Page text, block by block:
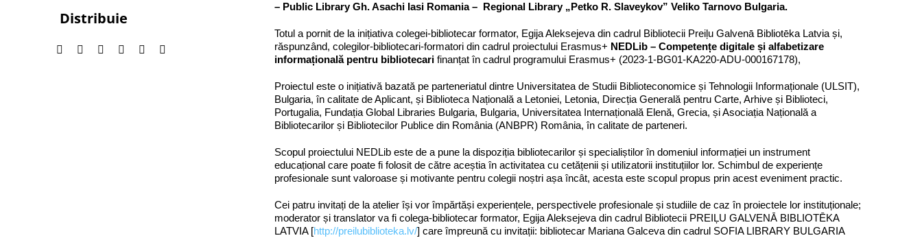
Distribuie
– Public Library Gh. Asachi Iasi Romania – Regional Library „Petko R. Slaveykov” Veliko Tarnovo Bulgaria.
Totul a pornit de la inițiativa colegei-bibliotecar formator, Egija Aleksejeva din cadrul Bibliotecii Preiļu Galvenā Bibliotēka Latvia și,
răspunzând, colegilor-bibliotecari-formatori din cadrul proiectului Erasmus+ NEDLib – Competențe digitale și alfabetizare
informațională pentru bibliotecarifinanțat în cadrul programului Erasmus+ (2023-1-BG01-KA220-ADU-000167178),
Proiectul este o inițiativă bazată pe parteneriatul dintre Universitatea de Studii Biblioteconomice și Tehnologii Informaționale (ULSIT),
Bulgaria, în calitate de Aplicant, și Biblioteca Națională a Letoniei, Letonia, Direcția Generală pentru Carte, Arhive și Biblioteci,
Portugalia, Fundația Global Libraries Bulgaria, Bulgaria, Universitatea Internațională Elenă, Grecia, și Asociația Națională a
Bibliotecarilor și Bibliotecilor Publice din România (ANBPR) România, în calitate de parteneri.
Scopul proiectului NEDLib este de a pune la dispoziția bibliotecarilor și specialiștilor în domeniul informației un instrument
educațional care poate fi folosit de către aceștia în activitatea cu cetățenii și utilizatorii instituțiilor lor. Schimbul de experiențe
profesionale sunt valoroase și motivante pentru colegii noștri așa încât, acesta este scopul propus prin acest eveniment practic.
Cei patru invitați de la atelier își vor împărtăși experiențele, perspectivele profesionale și studiile de caz în proiectele lor instituționale;
moderator și translator va fi colega-bibliotecar formator, Egija Aleksejeva din cadrul Bibliotecii PREIĻU GALVENĀ BIBLIOTĒKA
LATVIA [http://preilubiblioteka.lv/] care împreună cu invitații: bibliotecar Mariana Galceva din cadrul SOFIA LIBRARY BULGARIA